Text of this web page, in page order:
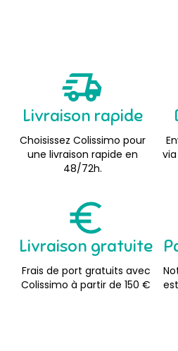
Livraison rapide
Choisissez Colissimo pour
une livraison rapide en
48/72h.
Livraison gratuite
Frais de port gratuits avec
Colissimo à partir de 150 €